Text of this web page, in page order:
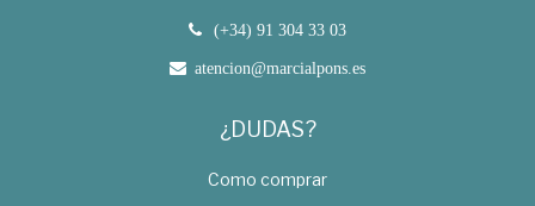
(+34) 91 304 33 03
atencion@marcialpons.es
¿DUDAS?
Como comprar